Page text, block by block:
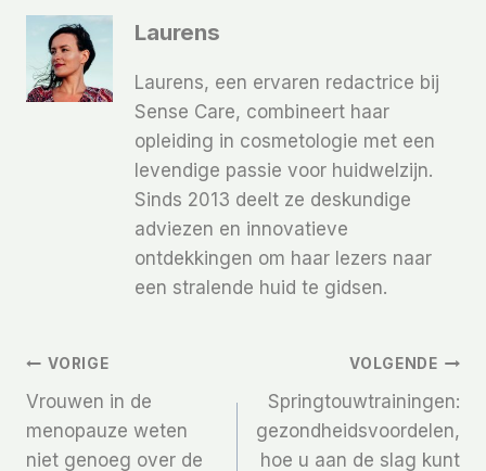
Laurens
Laurens, een ervaren redactrice bij
Sense Care, combineert haar
opleiding in cosmetologie met een
levendige passie voor huidwelzijn.
Sinds 2013 deelt ze deskundige
adviezen en innovatieve
ontdekkingen om haar lezers naar
een stralende huid te gidsen.
Bericht
Navigatie
VORIGE
Vrouwen in de
menopauze weten
niet genoeg over de
VOLGENDE
Springtouwtrainingen:
gezondheidsvoordelen,
hoe u aan de slag kunt